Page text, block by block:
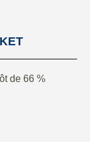
de 66 %